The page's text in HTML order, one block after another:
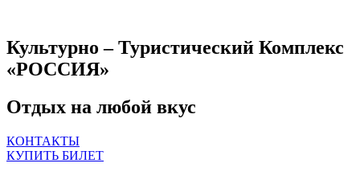
Культурно – Туристический Комплекс
«РОССИЯ»
Отдых на любой вкус
КОНТАКТЫ
КУПИТЬ БИЛЕТ